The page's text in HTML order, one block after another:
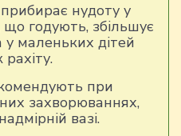
нудоту у
що годують, збільшує
маленьких дітей
при
захворюваннях,
вазі.